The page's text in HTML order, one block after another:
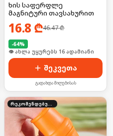
ხის საფერფლე
მაგნიტური თავსახურით
16.8 ₾46.47₾
-64%
🛒 ბოლო 24სთ-ში იყიდა 21-მა
შეკვეთა
გადახდა მიღებისას
რეკომენდებული